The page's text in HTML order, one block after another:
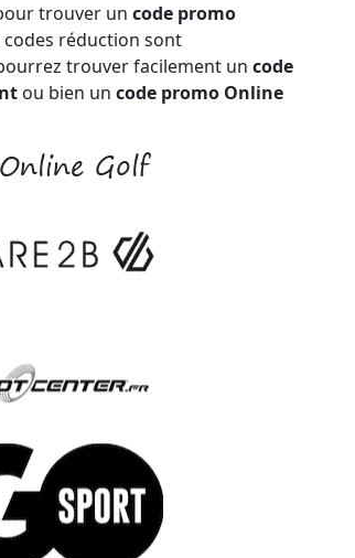
trouver un code promo
codes réduction sont
trouver facilement un code
ou bien un code promo Online
Golf